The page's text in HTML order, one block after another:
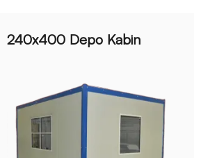
240x400 Depo Kabin